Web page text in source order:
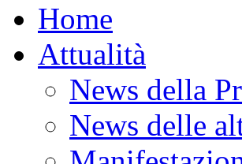
Home
Attualità
News della
News delle